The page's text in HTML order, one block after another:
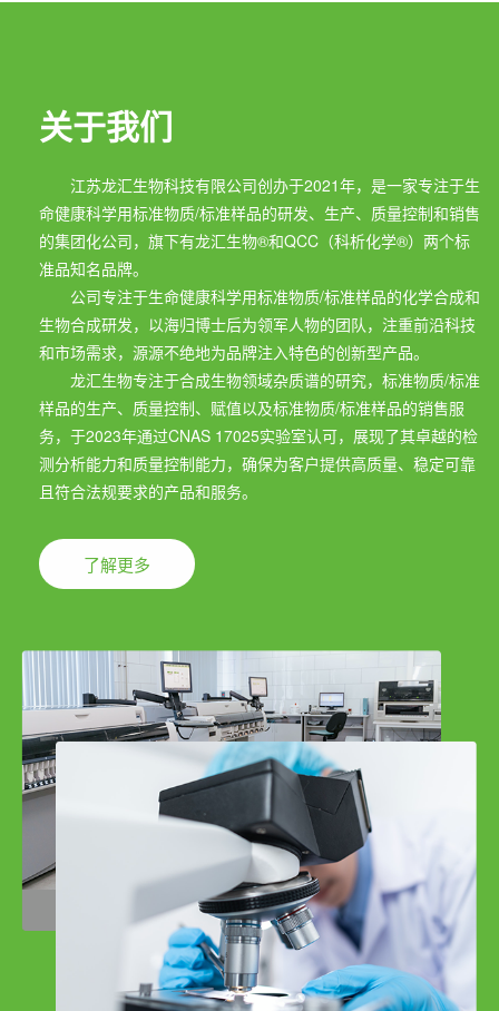
关于我们
江苏龙汇生物科技有限公司创办于2021年，是一家专注于生
命健康科学用标准物质/标准样品的研发、生产、质量控制和销售
的集团化公司，旗下有龙汇生物®和QCC（科析化学®）两个标
准品知名品牌。
公司专注于生命健康科学用标准物质/标准样品的化学合成和
生物合成研发，以海归博士后为领军人物的团队，注重前沿科技
和市场需求，源源不绝地为品牌注入特色的创新型产品。
龙汇生物专注于合成生物领域杂质谱的研究，标准物质/标准
样品的生产、质量控制、赋值以及标准物质/标准样品的销售服
务，于2023年通过CNAS 17025实验室认可，展现了其卓越的检
测分析能力和质量控制能力，确保为客户提供高质量、稳定可靠
且符合法规要求的产品和服务。
了解更多